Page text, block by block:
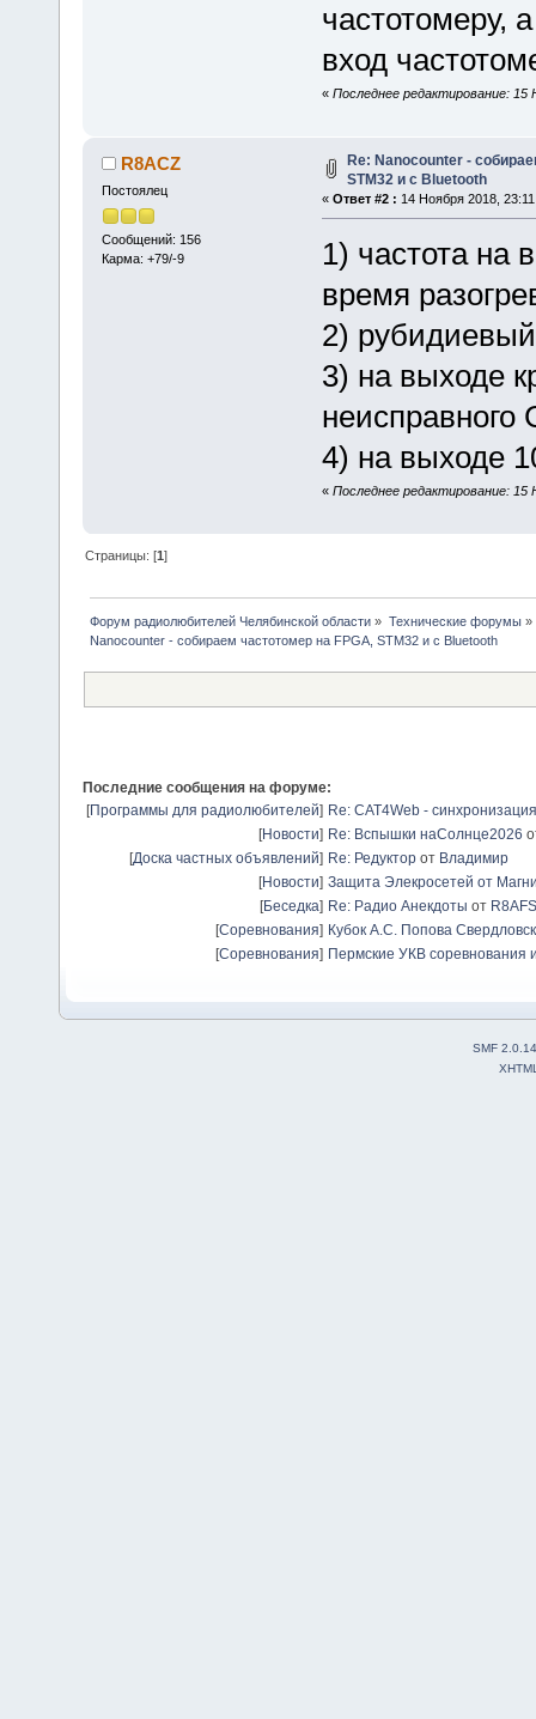
частотомеру,
вход
« Последнее редактирование: 15
R8ACZ
Постоялец
Сообщений: 156
Карма: +79/-9
Re: Nanocounter -
STM32 и с Bluetooth
« Ответ #2 : 14 Ноября 2018,
1) частота на
время
2) рубидиевый
3) на выходе
неисправного
4) на выходе
« Последнее редактирование: 15
Страницы: [1]
Форум радиолюбителей Челябинской области » Технические форумы»
Nanocounter - собираем частотомер на FPGA, STM32 и с Bluetooth
Последние сообщения на форуме:
[Программы для радиолюбителей] Re: CAT4Web -
[Новости] Re: Вспышки наСолнце2026
[Доска частных объявлений] Re: Редуктор от Владимир
[Новости] Защита Элекросетей от
[Беседка] Re: Радио Анекдоты от R8AFS
[Соревнования] Кубок А.С. Попова
[Соревнования] Пермские УКВ соревнования
SMF 2.0.14